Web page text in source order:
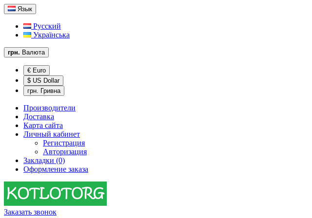
Язык
Русский
Українська
грн. Валюта
€ Euro
$ US Dollar
грн. Гривна
Производители
Доставка
Карта сайта
Личный кабинет
Регистрация
Авторизация
Закладки (0)
Оформление заказа
Заказать звонок